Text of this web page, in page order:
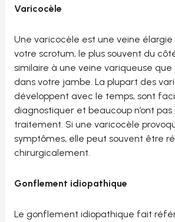
Varicocèle
Une varicocèle est une veine
votre scrotum, le plus souvent du
similaire à une veine variqueuse que
dans votre jambe. La plupart des
développent avec le temps, sont
diagnostiquer et beaucoup n’ont pas
traitement. Si une varicocèle
symptômes, elle peut souvent être
chirurgicalement.
Gonflement idiopathique
Le gonflement idiopathique fait